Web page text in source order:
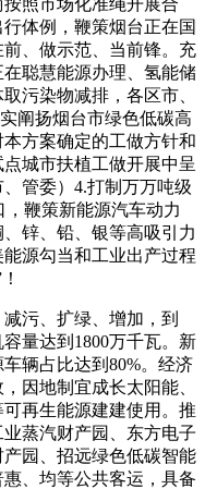
体例，鞭策烟台正在国
、做示范、当前锋。充
聪慧能源办理、氢能储
污染物减排，各区市、
阐扬烟台市绿色低碳高
方案确定的工做方针和
城市扶植工做开展中呈
管委）4.打制万万吨级
鞭策新能源汽车动力
锌、铅、银等高吸引力
源勾当和工业出产过程
污、扩绿、增加，到
量达到1800万千瓦。新
辆占比达到80%。经济
因地制宜成长太阳能、
再生能源建建使用。推
蒸汽财产园、东方电子
园、招远绿色低碳智能
、均等公共客运，具备